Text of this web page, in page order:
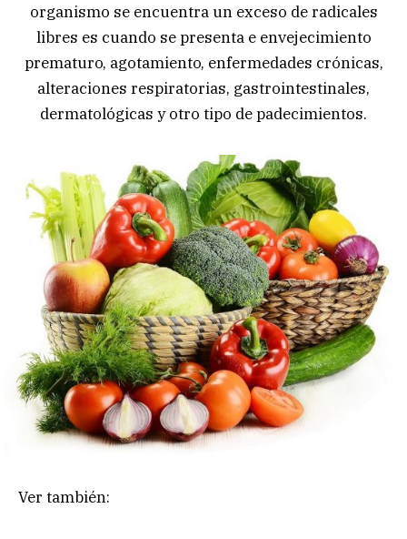
organismo se encuentra un exceso de radicales
libres es cuando se presenta e envejecimiento
prematuro, agotamiento, enfermedades crónicas,
alteraciones respiratorias, gastrointestinales,
dermatológicas y otro tipo de padecimientos.
Ver también: